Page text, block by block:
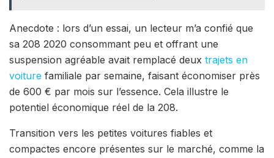
Anecdote : lors d’un essai, un lecteur m’a confié que
sa 208 2020 consommant peu et offrant une
suspension agréable avait remplacé deux trajets en
voiture familiale par semaine, faisant économiser près
de 600 € par mois sur l’essence. Cela illustre le
potentiel économique réel de la 208.
Transition vers les petites voitures fiables et
compactes encore présentes sur le marché, comme la